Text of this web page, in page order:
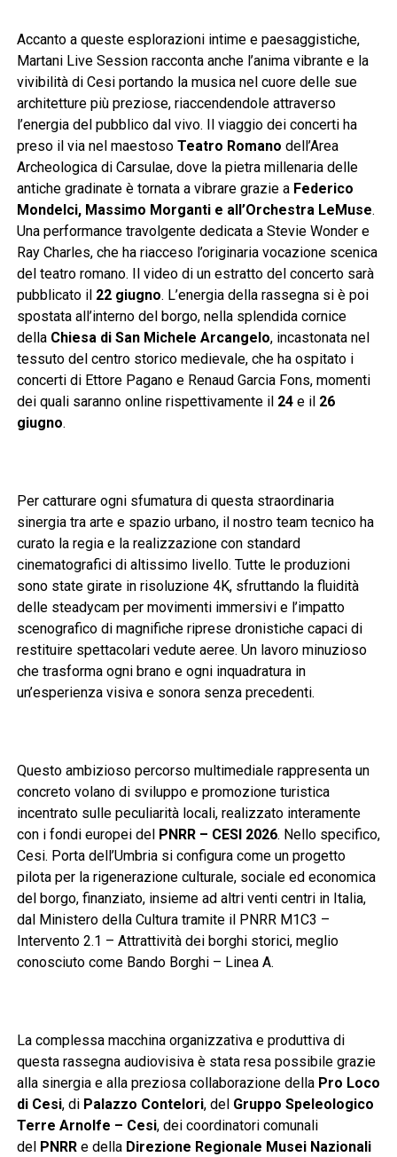
Accanto a queste esplorazioni intime e paesaggistiche,
Martani Live Session racconta anche l’anima vibrante e la
vivibilità di Cesi portando la musica nel cuore delle sue
architetture più preziose, riaccendendole attraverso
l’energia del pubblico dal vivo. Il viaggio dei concerti ha
preso il via nel maestoso Teatro Romano dell’Area
Archeologica di Carsulae, dove la pietra millenaria delle
antiche gradinate è tornata a vibrare grazie aFederico
Mondelci, Massimo Morganti e all’Orchestra LeMuse.
Una performance travolgente dedicata a Stevie Wonder e
Ray Charles, che ha riacceso l’originaria vocazione scenica
del teatro romano. Il video di un estratto del concerto sarà
pubblicato il 22 giugno. L’energia della rassegna si è poi
spostata all’interno del borgo, nella splendida cornice
della Chiesa di San Michele Arcangelo, incastonata nel
tessuto del centro storico medievale, che ha ospitato i
concerti di Ettore Pagano e Renaud Garcia Fons, momenti
dei quali saranno online rispettivamente il 24e il 26
giugno.
Per catturare ogni sfumatura di questa straordinaria
sinergia tra arte e spazio urbano, il nostro team tecnico ha
curato la regia e la realizzazione con standard
cinematografici di altissimo livello. Tutte le produzioni
sono state girate in risoluzione 4K, sfruttando la fluidità
delle steadycam per movimenti immersivi e l’impatto
scenografico di magnifiche riprese dronistiche capaci di
restituire spettacolari vedute aeree. Un lavoro minuzioso
che trasforma ogni brano e ogni inquadratura in
un’esperienza visiva e sonora senza precedenti.
Questo ambizioso percorso multimediale rappresenta un
concreto volano di sviluppo e promozione turistica
incentrato sulle peculiarità locali, realizzato interamente
con i fondi europei del PNRR – CESI 2026. Nello specifico,
Cesi. Porta dell’Umbria si configura come un progetto
pilota per la rigenerazione culturale, sociale ed economica
del borgo, finanziato, insieme ad altri venti centri in Italia,
dal Ministero della Cultura tramite il PNRR M1C3 –
Intervento 2.1 – Attrattività dei borghi storici, meglio
conosciuto come Bando Borghi – Linea A.
La complessa macchina organizzativa e produttiva di
questa rassegna audiovisiva è stata resa possibile grazie
alla sinergia e alla preziosa collaborazione della Pro Loco
di Cesi, di Palazzo Contelori, del Gruppo Speleologico
Terre Arnolfe – Cesi, dei coordinatori comunali
del PNRRe della Direzione Regionale Musei Nazionali